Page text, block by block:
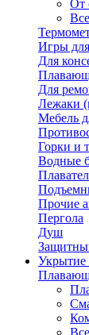
От
Игры
Для
Для
Лежаки
Мебель
Горки и
Водные
Прочие
Пергола
Душ
Укрытие